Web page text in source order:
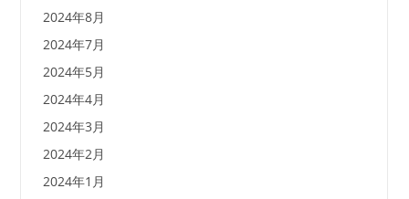
2024年8月
2024年7月
2024年5月
2024年4月
2024年3月
2024年2月
2024年1月